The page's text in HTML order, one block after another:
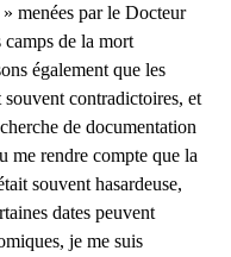
menées par le Docteur
camps de la mort
également que les
contradictoires, et
de documentation
me rendre compte que la
souvent hasardeuse,
dates peuvent
je me suis